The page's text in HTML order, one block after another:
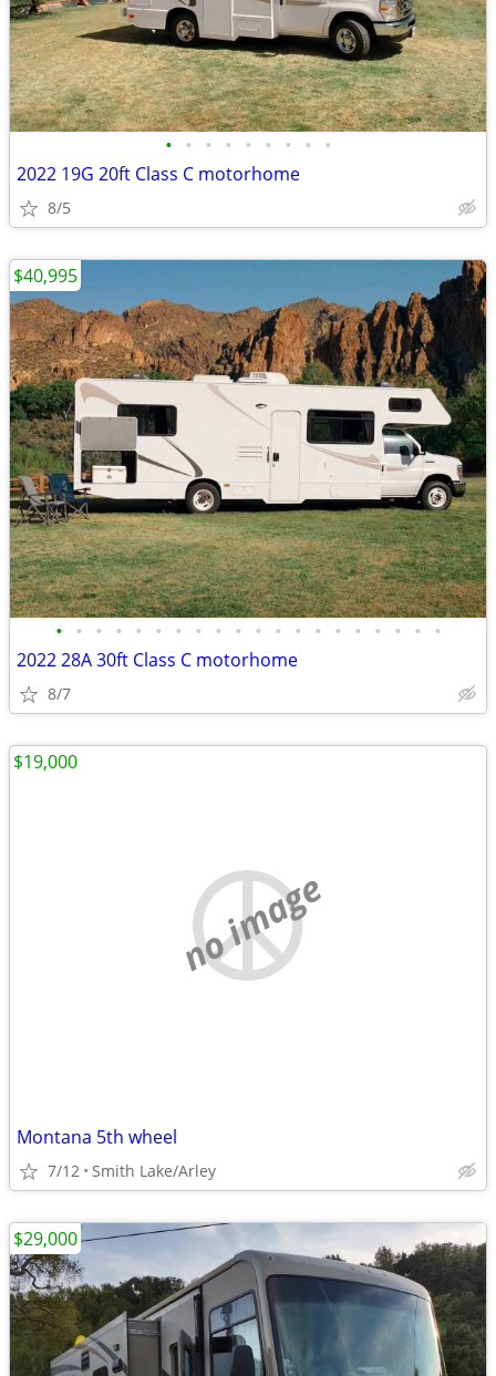
• • • • • • • • •
2022 19G 20ft Class C motorhome
8/5
• • • • • • • • • • • • • • • • • • • •
2022 28A 30ft Class C motorhome
8/7
$40,995
no image
Montana 5th wheel
7/12 Smith Lake/Arley
$19,000
$29,000